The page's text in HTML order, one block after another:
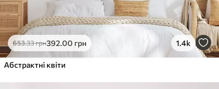
653.33грн392.00 грн 1.4k
Абстрактні квіти